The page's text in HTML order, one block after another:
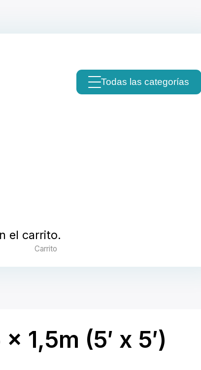
Todas las categorías
el carrito.
Carrito
1,5m (5′ x 5′)